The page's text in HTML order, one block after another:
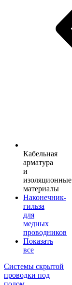
Кабельная
арматура
и
изоляционные
материалы
Наконечник-
гильза
для
медных
проводников
Показать
все
Системы скрытой
проводки под